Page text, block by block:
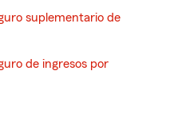
suplementario de
de ingresos por